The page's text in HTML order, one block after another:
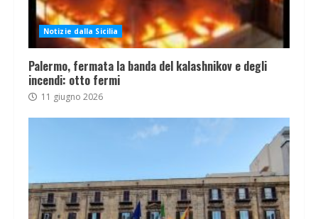
Notizie dalla Sicilia
Palermo, fermata la banda del kalashnikov e degli
incendi: otto fermi
11 giugno 2026